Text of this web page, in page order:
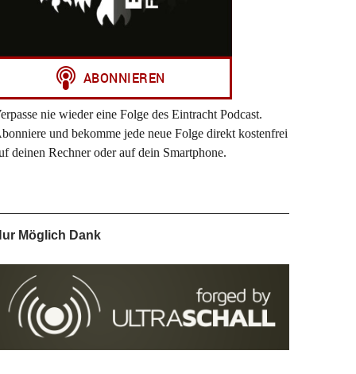
nie wieder eine Folge des Eintracht Podcast.
und bekomme jede neue Folge direkt kostenfrei
deinen Rechner oder auf dein Smartphone.
Möglich Dank